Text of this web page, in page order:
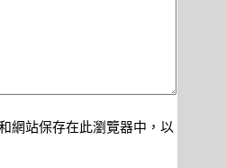
網站保存在此瀏覽器中，以